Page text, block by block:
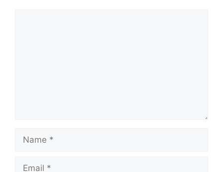
Name
Email